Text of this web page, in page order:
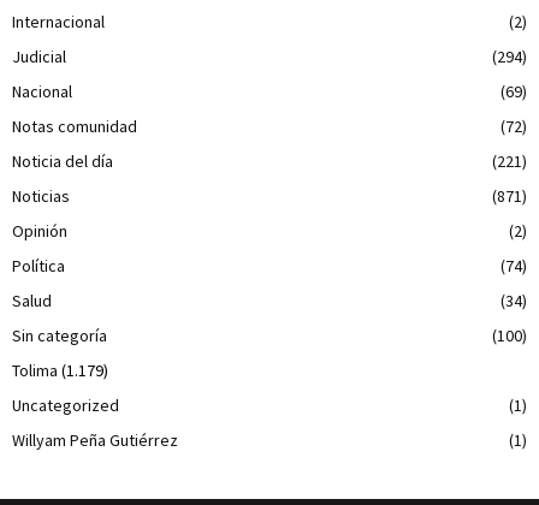
Internacional
(2)
Judicial
(294)
Nacional
(69)
Notas comunidad
(72)
Noticia del día
(221)
Noticias
(871)
Opinión
(2)
Política
(74)
Salud
(34)
Sin categoría
(100)
Tolima (1.179)
Uncategorized
(1)
Willyam Peña Gutiérrez
(1)